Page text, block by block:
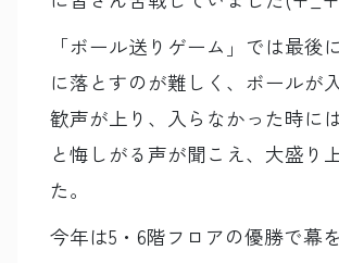
「ボール送りゲーム」では最後
に落とすのが難しく、ボールが
歓声が上り、入らなかった時に
と悔しがる声が聞こえ、大盛り
た。
今年は5・6階フロアの優勝で幕